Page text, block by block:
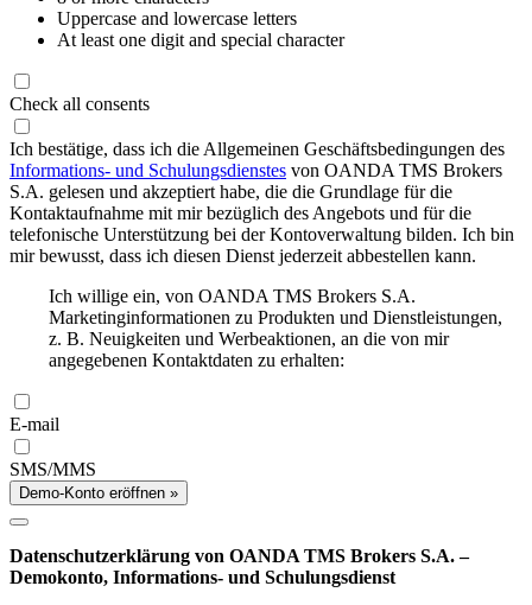
Uppercase and lowercase letters
At least one digit and special character
Check all consents
Ich bestätige, dass ich die Allgemeinen Geschäftsbedingungen des
Informations- und Schulungsdienstes von OANDA TMS Brokers
S.A. gelesen und akzeptiert habe, die die Grundlage für die
Kontaktaufnahme mit mir bezüglich des Angebots und für die
telefonische Unterstützung bei der Kontoverwaltung bilden. Ich bin
mir bewusst, dass ich diesen Dienst jederzeit abbestellen kann.
Ich willige ein, von OANDA TMS Brokers S.A.
Marketinginformationen zu Produkten und Dienstleistungen,
z. B. Neuigkeiten und Werbeaktionen, an die von mir
angegebenen Kontaktdaten zu erhalten:
E-mail
SMS/MMS
Demo-Konto eröffnen »
Datenschutzerklärung von OANDA TMS Brokers S.A. –
Demokonto, Informations- und Schulungsdienst